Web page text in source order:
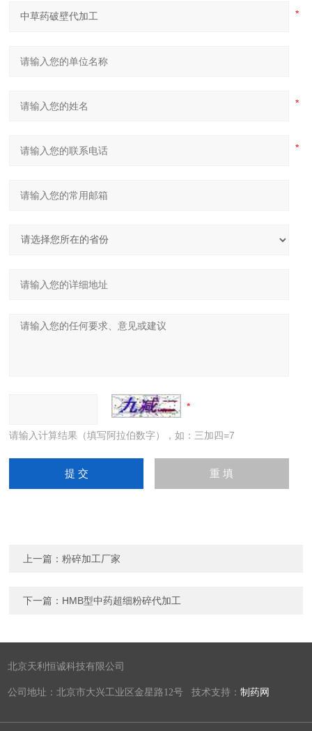
请输入计算结果（填写阿拉伯数字），如：三加四=7
上一篇：粉碎加工厂家
下一篇： HMB型中药超细粉碎代加工
北京天利恒诚科技有限公司
公司地址：北京市大兴工业区金星路12号 技术支持：制药网